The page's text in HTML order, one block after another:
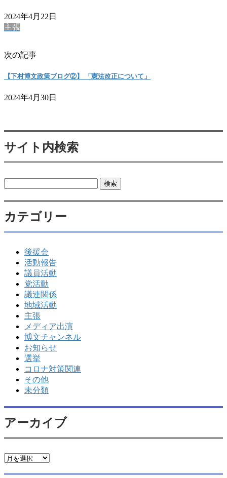
2024年4月22日
主張
次の記事
【下村博文政策ブログ②】 「憲法改正について」
2024年4月30日
サイト内検索
カテゴリー
後援会
活動報告
議員活動
党活動
議連関係
地域活動
主張
メディア出演
博文チャンネル
お知らせ
選挙
コロナ対策関連
その他
未分類
アーカイブ
ア